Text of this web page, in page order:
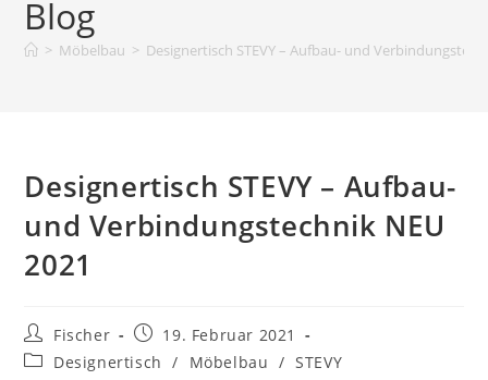
Blog
> Möbelbau > Designertisch STEVY – Aufbau- und
Designertisch STEVY – Aufbau-
und Verbindungstechnik NEU
2021
Fischer
19. Februar 2021
Designertisch
/ Möbelbau / STEVY